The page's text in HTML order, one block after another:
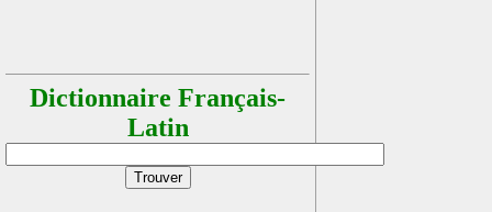
Dictionnaire Français-
Latin